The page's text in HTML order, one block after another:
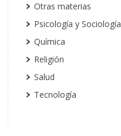
Otras materias
Psicología y Sociología
Química
Religión
Salud
Tecnología